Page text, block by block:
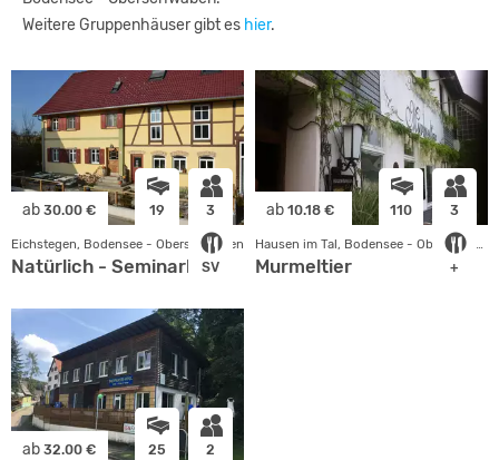
Weitere Gruppenhäuser gibt es hier.
ab 30.00 € 19 3
SV
Eichstegen, Bodensee - Oberschwaben
Natürlich - Seminarhaus
ab 10.18 € 110 3
+
Hausen im Tal, Bodensee - Oberschwaben
Murmeltier
ab 32.00 € 25 2